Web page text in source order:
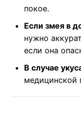
покое.
Если змея в
нужно
если она
В случае